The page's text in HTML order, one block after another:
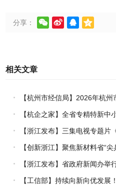
分享：    
相关文章
【杭州市经信局】2026年杭
【杭企之家】全省专精特新
通
【浙江发布】三集电视专题
义乌发展》热播上线
【创新浙江】聚焦新材料省“尖
PPS纤维的国产突围战
【浙江发布】省政府新闻办
发布会【工信部】持续向新向优发